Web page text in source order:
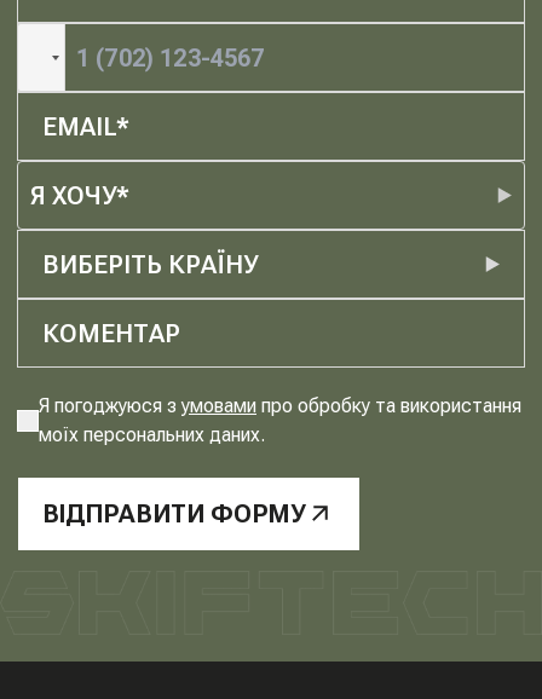
Я ХОЧУ*
ВИБЕРІТЬ КРАЇНУ
Я погоджуюся з умовами про обробку та використання
моїх персональних даних.
ВІДПРАВИТИ ФОРМУ